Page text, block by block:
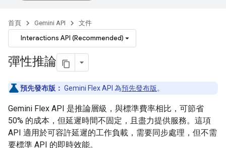
首頁 Gemini API 文件
Interactions API (Recommended)
彈性推論
預先發布版： Gemini Flex API 為預先發布版。
Gemini Flex API 是推論層級，與標準費率相比，可節省
50% 的成本，但延遲時間不固定，且盡力提供服務。這項
API 適用於可容許延遲的工作負載，需要同步處理，但不需
要標準 API 的即時效能。